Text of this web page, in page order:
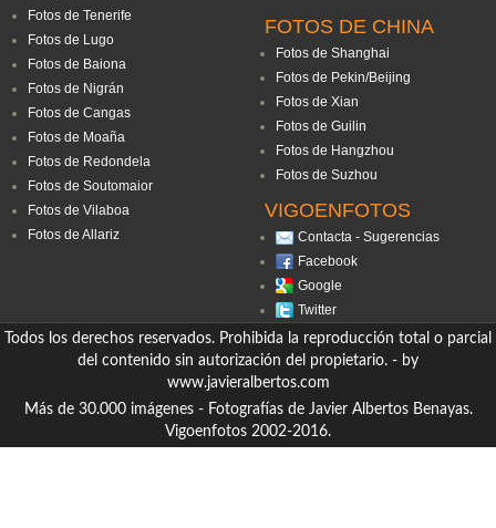
Fotos de Tenerife
Fotos de Lugo
Fotos de Baiona
Fotos de Nigrán
Fotos de Cangas
Fotos de Moaña
Fotos de Redondela
Fotos de Soutomaior
Fotos de Vilaboa
Fotos de Allariz
FOTOS DE CHINA
Fotos de Shanghai
Fotos de Pekin/Beijing
Fotos de Xian
Fotos de Guilin
Fotos de Hangzhou
Fotos de Suzhou
VIGOENFOTOS
Contacta - Sugerencias
Facebook
Google
Twitter
Todos los derechos reservados. Prohibida la reproducción total o parcial
del contenido sin autorización del propietario. - by
www.javieralbertos.com
Más de 30.000 imágenes - Fotografías de Javier Albertos Benayas.
Vigoenfotos 2002-2016.